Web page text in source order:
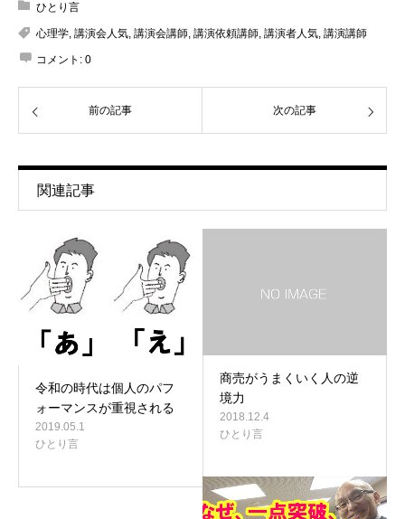
ひとり言
心理学, 講演会人気, 講演会講師, 講演依頼講師, 講演者人気, 講演講師
コメント: 0
前の記事 次の記事
関連記事
令和の時代は個人のパフ
ォーマンスが重視される
2019.05.1
ひとり言
商売がうまくいく人の逆
境力
2018.12.4
ひとり言